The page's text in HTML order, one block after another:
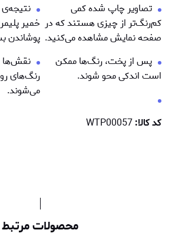
تصاویر چاپ شده کمی
کم‌رنگ‌تر از چیزی هستند که در
صفحه نمایش مشاهده می‌کنید.
پس از پخت، رنگ‌ها ممكن
است اندکی محو شوند.
نتيجه‌ی
خمیر
پوشاندن
نقش‌ها
رنگ‌های
می‌شوند.
کد کالا:WTP00057
محصولات مرتبط